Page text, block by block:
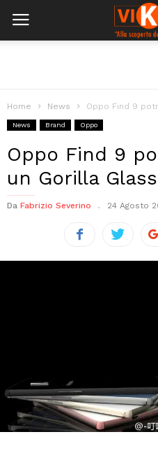
Home News Oppo Find 9
News Brand Oppo
Oppo Find 9
un Gorilla
Da Fabrizio Severino 24 Agosto